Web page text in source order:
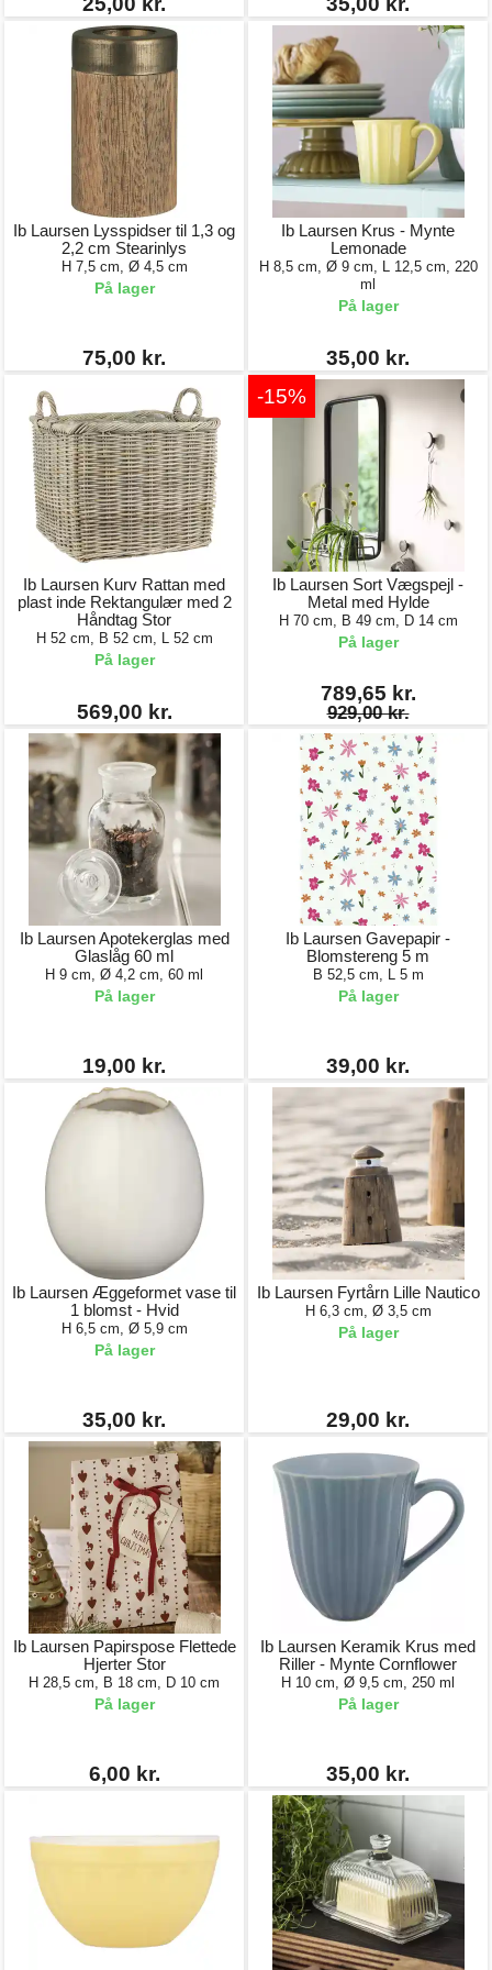
Ib Laursen Lysspidser til 1,3 og
2,2 cm Stearinlys
H 7,5 cm, Ø 4,5 cm
På lager
75,00 kr.
Ib Laursen Krus - Mynte
Lemonade
H 8,5 cm, Ø 9 cm, L 12,5 cm, 220
ml
På lager
35,00 kr.
Ib Laursen Kurv Rattan med
plast inde Rektangulær med 2
Håndtag Stor
H 52 cm, B 52 cm, L 52 cm
På lager
569,00 kr.
-15%
Ib Laursen Sort Vægspejl -
Metal med Hylde
H 70 cm, B 49 cm, D 14 cm
På lager
789,65 kr.
929,00 kr.
Ib Laursen Apotekerglas med
Glaslåg 60 ml
H 9 cm, Ø 4,2 cm, 60 ml
På lager
19,00 kr.
Ib Laursen Gavepapir -
Blomstereng 5 m
B 52,5 cm, L 5 m
På lager
39,00 kr.
Ib Laursen Æggeformet vase til
1 blomst - Hvid
H 6,5 cm, Ø 5,9 cm
På lager
35,00 kr.
Ib Laursen Fyrtårn Lille Nautico
H 6,3 cm, Ø 3,5 cm
På lager
29,00 kr.
Ib Laursen Papirspose Flettede
Hjerter Stor
H 28,5 cm, B 18 cm, D 10 cm
På lager
6,00 kr.
Ib Laursen Keramik Krus med
Riller - Mynte Cornflower
H 10 cm, Ø 9,5 cm, 250 ml
På lager
35,00 kr.